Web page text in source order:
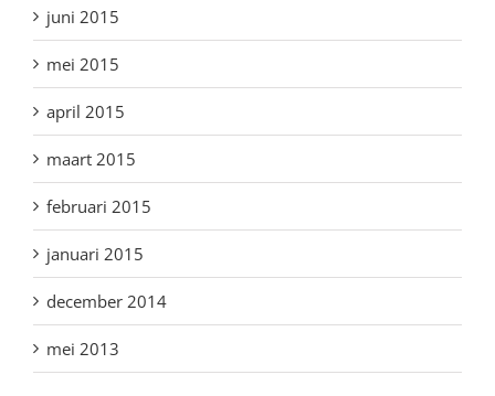
juni 2015
mei 2015
april 2015
maart 2015
februari 2015
januari 2015
december 2014
mei 2013